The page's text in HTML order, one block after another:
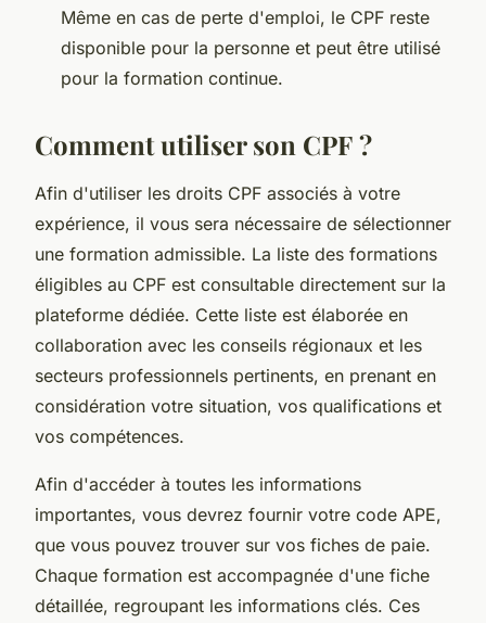
Même en cas de perte d'emploi, le CPF reste
disponible pour la personne et peut être utilisé
pour la formation continue.
Comment utiliser son CPF ?
Afin d'utiliser les droits CPF associés à votre
expérience, il vous sera nécessaire de sélectionner
une formation admissible. La liste des formations
éligibles au CPF est consultable directement sur la
plateforme dédiée. Cette liste est élaborée en
collaboration avec les conseils régionaux et les
secteurs professionnels pertinents, en prenant en
considération votre situation, vos qualifications et
vos compétences.
Afin d'accéder à toutes les informations
importantes, vous devrez fournir votre code APE,
que vous pouvez trouver sur vos fiches de paie.
Chaque formation est accompagnée d'une fiche
détaillée, regroupant les informations clés. Ces